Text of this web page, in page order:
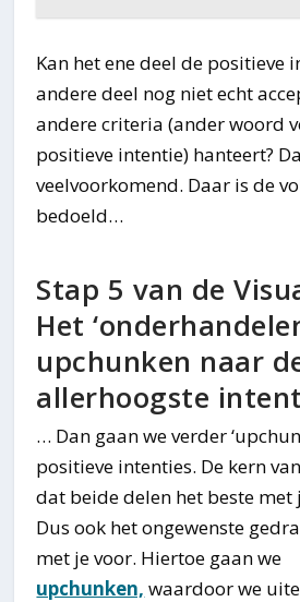
Kan het ene deel de positieve
andere deel nog niet echt
andere criteria (ander woord
positieve intentie) hanteert?
veelvoorkomend. Daar is de
bedoeld…
Stap 5 van de
Het
upchunken naar
allerhoogste
… Dan gaan we verder
positieve intenties. De kern
dat beide delen het beste met
Dus ook het ongewenste
met je voor. Hiertoe gaan we
upchunken, waardoor we